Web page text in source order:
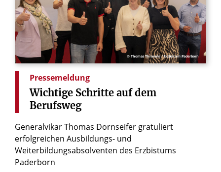
© Thomas Throenle / Erzbistum Paderborn
Pressemeldung
Wichtige Schritte auf dem
Berufsweg
Generalvikar Thomas Dornseifer gratuliert
erfolgreichen Ausbildungs- und
Weiterbildungsabsolventen des Erzbistums
Paderborn